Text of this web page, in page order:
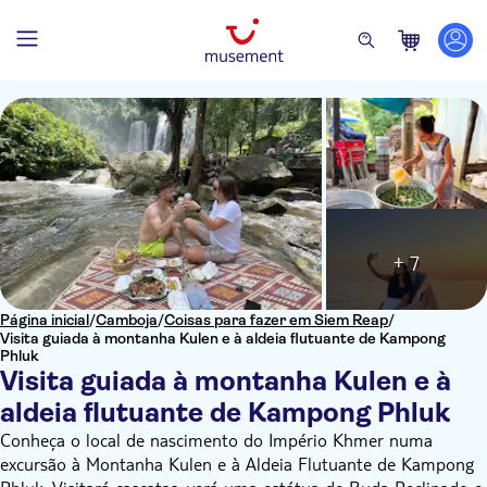
Página inicial/Camboja/Coisas para fazer em Siem Reap/
Visita guiada à montanha Kulen e à aldeia flutuante de Kampong
Phluk
Visita guiada à montanha Kulen e à
aldeia flutuante de Kampong Phluk
+ 7
Conheça o local de nascimento do Império Khmer numa
excursão à Montanha Kulen e à Aldeia Flutuante de Kampong